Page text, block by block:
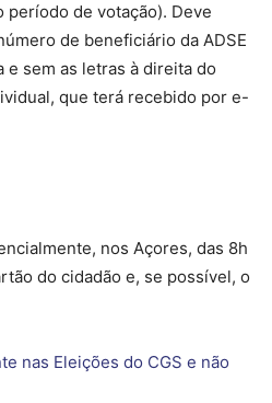
período de votação). Deve
de beneficiário da ADSE
e sem as letras à direita do
que terá recebido por e-
nos Açores, das 8h
do cidadão e, se possível, o
nas Eleições do CGS e não